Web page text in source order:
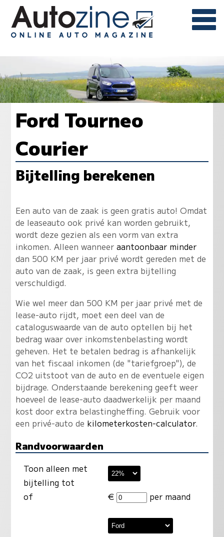
Ford Tourneo
Courier
Bijtelling berekenen
Een auto van de zaak is geen gratis auto! Omdat
de leaseauto ook privé kan worden gebruikt,
wordt deze gezien als een vorm van extra
inkomen. Alleen wanneer aantoonbaar minder
dan 500 KM per jaar privé wordt gereden met de
auto van de zaak, is geen extra bijtelling
verschuldigd.
Wie wel meer dan 500 KM per jaar privé met de
lease-auto rijdt, moet een deel van de
cataloguswaarde van de auto optellen bij het
bedrag waar over inkomstenbelasting wordt
geheven. Het te betalen bedrag is afhankelijk
van het fiscaal inkomen (de "tariefgroep"), de
CO2 uitstoot van de auto en de eventuele eigen
bijdrage. Onderstaande berekening geeft weer
hoeveel de lease-auto daadwerkelijk per maand
kost door extra belastingheffing. Gebruik voor
een privé-auto de kilometerkosten-calculator.
Randvoorwaarden
Toon alleen met
bijtelling tot
of
€ per maand